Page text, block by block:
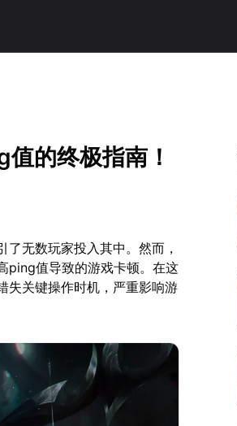
的终极指南！
无数玩家投入其中。然而，
ping值导致的游戏卡顿。在这
失关键操作时机，严重影响游